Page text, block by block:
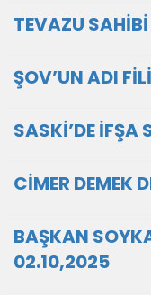
TEVAZU
ŞOV’UN ADI
SASKİ’DE
CİMER DEMEK
BAŞKAN
02.10,2025